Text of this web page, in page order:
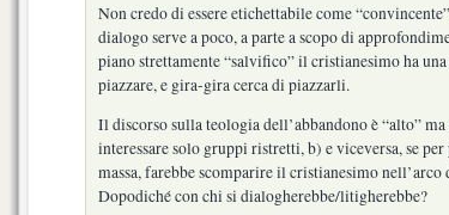
Non credo di essere etichettabile come
dialogo serve a poco, a parte a scopo di
piano strettamente “salvifico” il cristianesimo ha
piazzare, e gira-gira cerca di piazzarli.
Il discorso sulla teologia dell’abbandono è “alto”
interessare solo gruppi ristretti, b) e viceversa, se per
massa, farebbe scomparire il cristianesimo nell’arco
Dopodiché con chi si dialogherebbe/litigherebbe?